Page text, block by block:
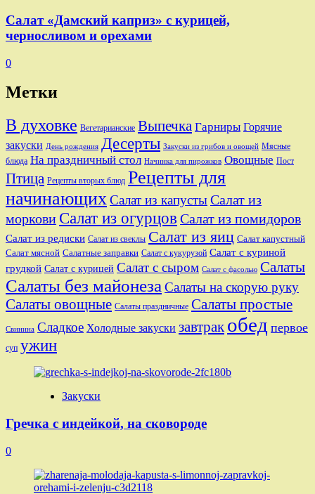
Салат «Дамский каприз» с курицей,
черносливом и орехами
0
Метки
В духовке Вегетарианские Выпечка Гарниры Горячие
закуски День рождения Десерты Закуски из грибов и овощей Мясные
блюда На праздничный стол Начинка для пирожков Овощные Пост
Птица Рецепты вторых блюд Рецепты для
начинающихСалат из капустыСалат из
моркови Салат из огурцов Салат из помидоров
Салат из редиски Салат из свеклы Салат из яиц Салат капустный
Салат мясной Салатные заправки Салат с кукурузой Салат с куриной
грудкой Салат с курицей Салат с сыром Салат с фасолью Салаты
Салаты без майонеза Салаты на скорую руку
Салаты овощные Салаты праздничные Салаты простые
Свинина Сладкое Холодные закуски завтрак обед первое
суп ужин
Закуски
Гречка с индейкой, на сковороде
0